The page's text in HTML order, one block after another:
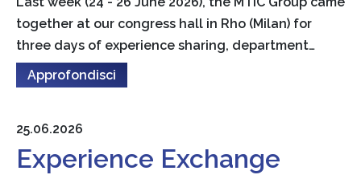
together at our congress hall in Rho (Milan) for
three days of experience sharing, department…
Approfondisci
25.06.2026
Experience Exchange